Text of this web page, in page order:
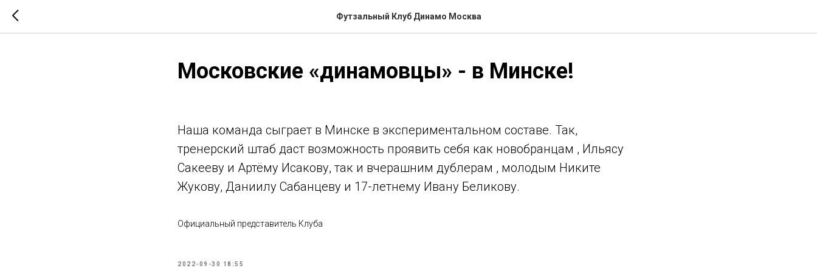
Футзальный Клуб Динамо Москва
Московские «динамовцы» - в Минске!
Наша команда сыграет в Минске в экспериментальном составе. Так,
тренерский штаб даст возможность проявить себя как новобранцам , Ильясу
Сакееву и Артёму Исакову, так и вчерашним дублерам , молодым Никите
Жукову, Даниилу Сабанцеву и 17-летнему Ивану Беликову.
Официальный представитель Клуба
2022-09-30 18:55